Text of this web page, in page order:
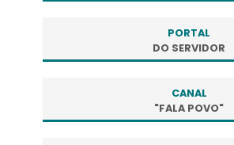
PORTAL
DO SERVIDOR
CANAL
"FALA POVO"